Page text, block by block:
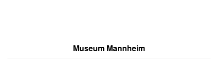
Museum Mannheim